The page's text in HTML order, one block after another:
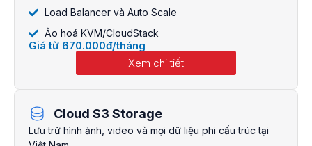
Load Balancer và Auto Scale
Ảo hoá KVM/CloudStack
Giá từ 670.000đ/tháng
Xem chi tiết
Cloud S3 Storage
Lưu trữ hình ảnh, video và mọi dữ liệu phi cấu trúc tại